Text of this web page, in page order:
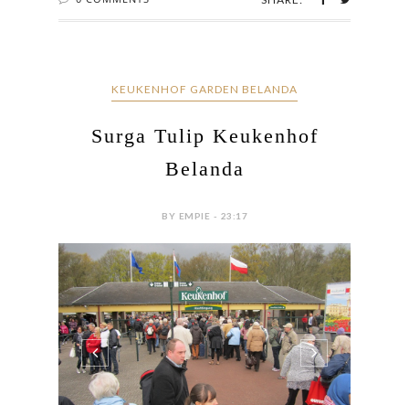
0 COMMENTS SHARE:
Surga Tulip Keukenhof